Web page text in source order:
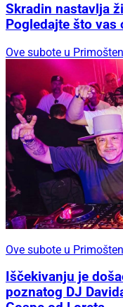
Skradin nastavlja
Pogledajte što
Ove subote u
Ove subote u
Iščekivanju je
poznatog DJ